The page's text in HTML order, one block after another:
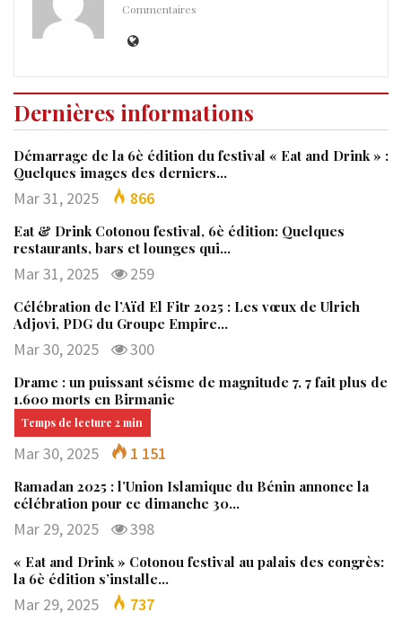
Commentaires
Dernières informations
Démarrage de la 6è édition du festival « Eat and Drink » :
Quelques images des derniers…
Mar 31, 2025 866
Eat & Drink Cotonou festival, 6è édition: Quelques
restaurants, bars et lounges qui…
Mar 31, 2025 259
Célébration de l’Aïd El Fitr 2025 : Les vœux de Ulrich
Adjovi, PDG du Groupe Empire…
Mar 30, 2025 300
Drame : un puissant séisme de magnitude 7, 7 fait plus de
1.600 morts en Birmanie
Mar 30, 2025 1 151
Ramadan 2025 : l’Union Islamique du Bénin annonce la
célébration pour ce dimanche 30…
Mar 29, 2025 398
« Eat and Drink » Cotonou festival au palais des congrès:
la 6è édition s’installe…
Mar 29, 2025 737